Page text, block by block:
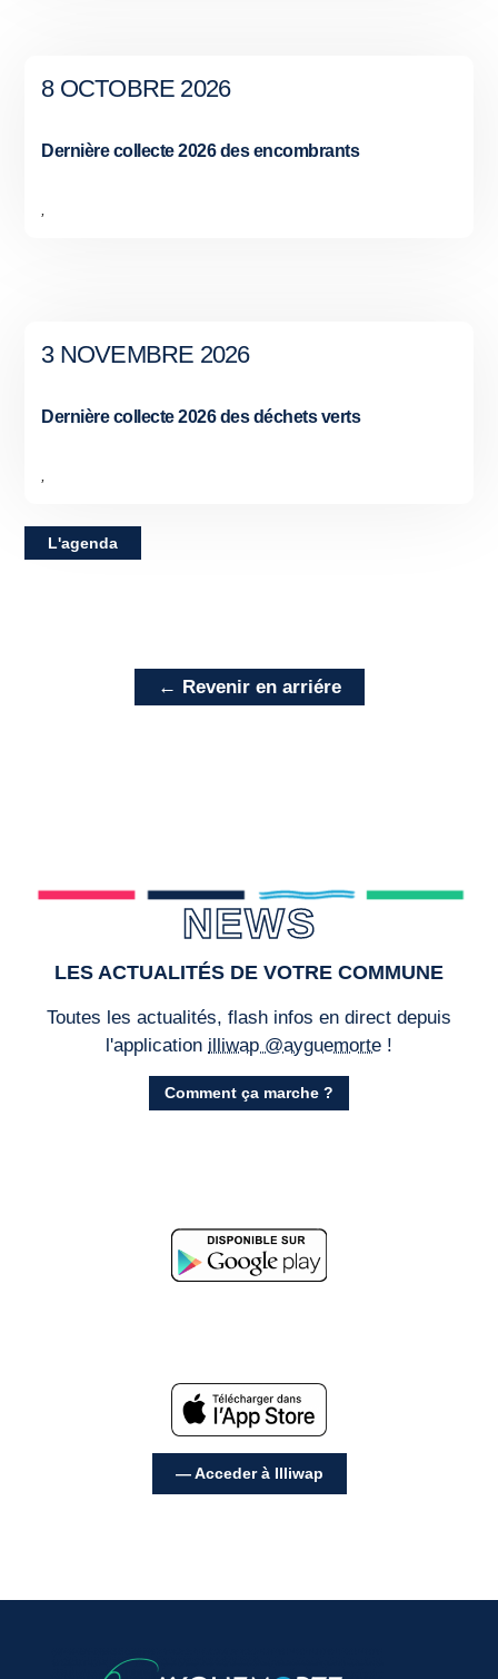
8 OCTOBRE 2026
Dernière collecte 2026 des encombrants
3 NOVEMBRE 2026
Dernière collecte 2026 des déchets verts
L'agenda
← Revenir en arriére
NEWS
LES ACTUALITÉS DE VOTRE COMMUNE
Toutes les actualités, flash infos en direct depuis
l'application illiwap @ayguemorte !
Comment ça marche ?
— Acceder à Illiwap